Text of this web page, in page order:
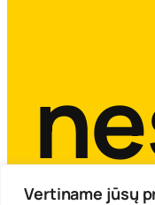
Vertiname jūsų